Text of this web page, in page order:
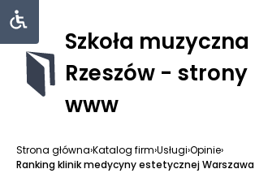
Szkoła muzyczna
Rzeszów - strony
www
Strona główna›Katalog firm›Usługi›Opinie›
Ranking klinik medycyny estetycznej Warszawa